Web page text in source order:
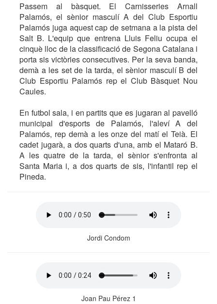
Passem al bàsquet. El Carnisseries Arnall
Palamós, el sènior masculí A del Club Esportiu
Palamós juga aquest cap de setmana a la pista del
Salt B. L'equip que entrena Lluis Feliu ocupa el
cinquè lloc de la classificació de Segona Catalana i
porta sis victòries consecutives. Per la seva banda,
demà a les set de la tarda, el sènior masculí B del
Club Esportiu Palamós rep el Club Bàsquet Nou
Caules.
En futbol sala, i en partits que es jugaran al pavelló
municipal d'esports de Palamós, l'aleví A del
Palamós, rep demà a les onze del matí el Teià. El
cadet jugarà, a dos quarts d'una, amb el Mataró B.
A les quatre de la tarda, el sènior s'enfronta al
Santa Maria i, a dos quarts de sis, l'infantil rep el
Pineda.
Jordi Condom
Joan Pau Pérez 1